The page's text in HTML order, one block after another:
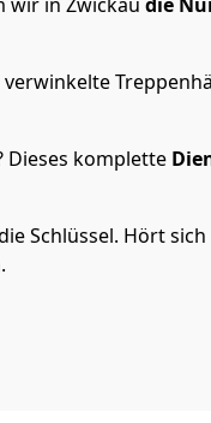
Dieses komplette
Schlüssel. Hört sich